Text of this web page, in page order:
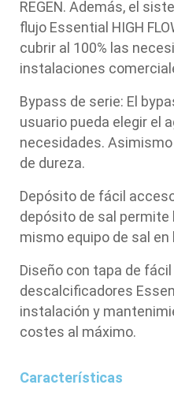
REGEN. Además, el
flujo Essential HIGH
cubrir al 100% las
instalaciones
Bypass de serie: El
usuario pueda elegir el
necesidades.
de dureza.
Depósito de fácil
depósito de sal permite
mismo equipo de sal
Diseño con tapa de
descalcificadores
instalación y
costes al máximo.
Características